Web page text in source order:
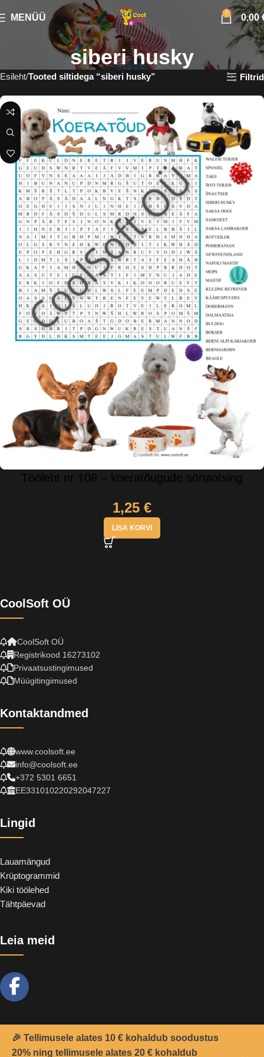
MENÜÜ 0 0,00
siberi husky
Esileht Tooted siltidega “siberi husky” Filtrid
Tööleht nr 108 – koeratõugude sõnaotsing
1,25 €
LISA KORVI
CoolSoft OÜ
CoolSoft OÜ
Registrikood 16273102
Privaatsustingimused
Müügitingimused
Kontaktandmed
www.coolsoft.ee
info@coolsoft.ee
+372 5301 6651
EE331010220292047227
Lingid
Lauamängud
Krüptogrammid
Kiki töölehed
Tähtpäevad
Leia meid
2021 - Teemant&CoolSoft OÜ© Kõik õigused kaitstud.
🎉 Tellimusele alates 10 € kohaldub soodustus
20% ning tellimusele alates 20 € kohaldub